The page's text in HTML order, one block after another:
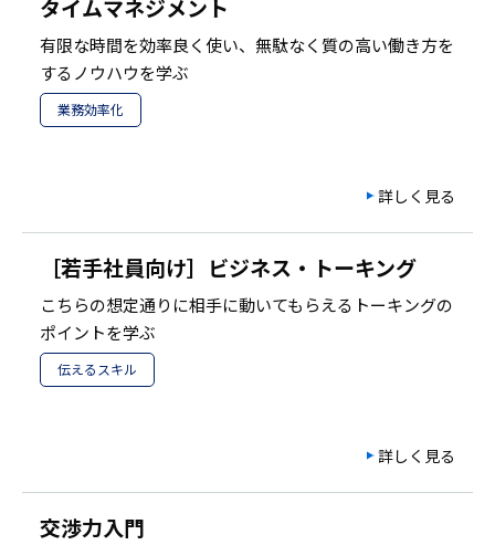
タイムマネジメント
有限な時間を効率良く使い、無駄なく質の高い働き方を
するノウハウを学ぶ
業務効率化
詳しく見る
［若手社員向け］ビジネス・トーキング
こちらの想定通りに相手に動いてもらえるトーキングの
ポイントを学ぶ
伝えるスキル
詳しく見る
交渉力入門